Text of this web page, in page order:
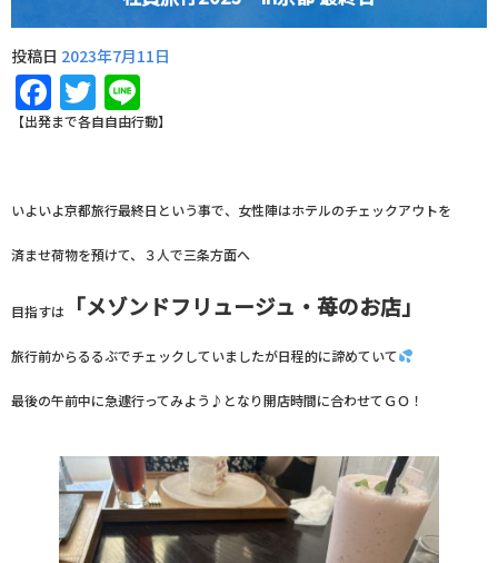
投稿日 2023年7月11日
Facebook
Twitter
【出発まで各自自由行動】
いよいよ京都旅行最終日という事で、女性陣はホテルのチェックアウトを
済ませ荷物を預けて、３人で三条方面へ
目指すは 「メゾンドフリュージュ・苺のお店」
旅行前からるるぶでチェックしていましたが日程的に諦めていて
最後の午前中に急遽行ってみよう♪となり開店時間に合わせてＧＯ！